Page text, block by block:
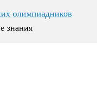
олимпиадников
знания
олимпиадников
знания